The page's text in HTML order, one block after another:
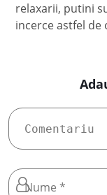
relaxarii, putini
incerce astfel